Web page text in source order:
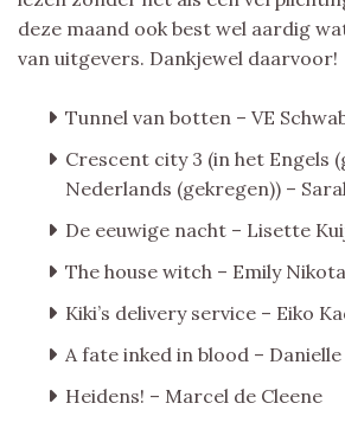
deze maand ook best wel aardig
van uitgevers. Dankjewel daarvoor!
Tunnel van botten – VE
Crescent city 3 (in het Engels
Nederlands (gekregen)) –
De eeuwige nacht – Lisette
The house witch – Emily Nikota
Kiki’s delivery service – Eiko
A fate inked in blood – Danielle
Heidens! – Marcel de Cleene